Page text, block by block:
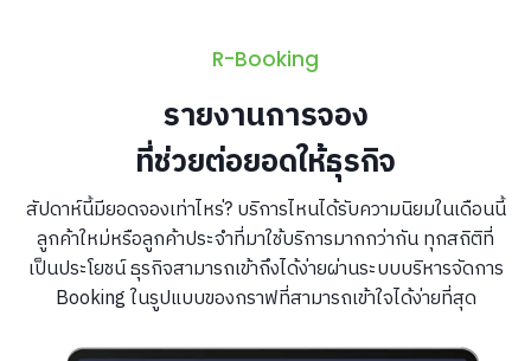
R-Booking
รายงานการจอง
ที่ช่วยต่อยอดให้ธุรกิจ
สัปดาห์นี้มียอดจองเท่าไหร่? บริการไหนได้รับความนิยมในเดือนนี้
ลูกค้าใหม่หรือลูกค้าประจำที่มาใช้บริการมากกว่ากัน ทุกสถิติที่
เป็นประโยชน์ธุรกิจสามารถเข้าถึงได้ง่ายผ่านระบบบริหารจัดการ
Booking ในรูปแบบของกราฟที่สามารถเข้าใจได้ง่ายที่สุด